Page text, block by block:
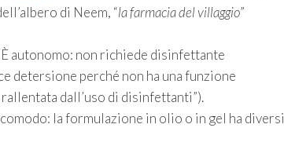
di Neem, “la farmacia del villaggio”
autonomo: non richiede disinfettante
detersione perché non ha una funzione
dall’uso di disinfettanti”).
la formulazione in olio o in gel ha diversi